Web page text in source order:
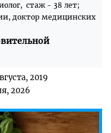
стаж - 38 лет;
доктор медицинских
2019
2026